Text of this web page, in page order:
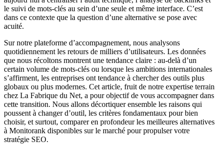
le suivi de mots-clés au sein d’une seule et même interface. C’est
dans ce contexte que la question d’une alternative se pose avec
acuité.
Sur notre plateforme d’accompagnement, nous analysons
quotidiennement les retours de milliers d’utilisateurs. Les données
que nous récoltons montrent une tendance claire : au-delà d’un
certain volume de mots-clés ou lorsque les ambitions internationales
s’affirment, les entreprises ont tendance à chercher des outils plus
globaux ou plus modernes. Cet article, fruit de notre expertise terrain
chez La Fabrique du Net, a pour objectif de vous accompagner dans
cette transition. Nous allons décortiquer ensemble les raisons qui
poussent à changer d’outil, les critères fondamentaux pour bien
choisir, et surtout, comparer en profondeur les meilleures alternatives
à Monitorank disponibles sur le marché pour propulser votre
stratégie SEO.